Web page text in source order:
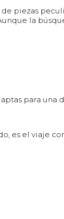
piezas
la
para una
es el viaje